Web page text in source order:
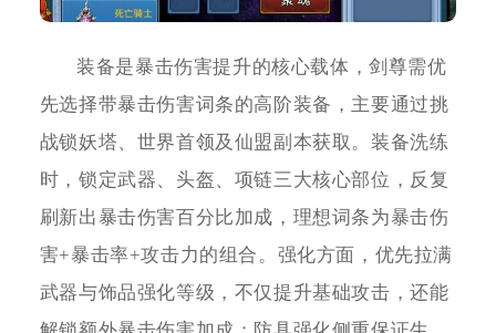
装备是暴击伤害提升的核心载体，剑尊需优
先选择带暴击伤害词条的高阶装备，主要通过挑
战锁妖塔、世界首领及仙盟副本获取。装备洗练
时，锁定武器、头盔、项链三大核心部位，反复
刷新出暴击伤害百分比加成，理想词条为暴击伤
害+暴击率+攻击力的组合。强化方面，优先拉满
武器与饰品强化等级，不仅提升基础攻击，还能